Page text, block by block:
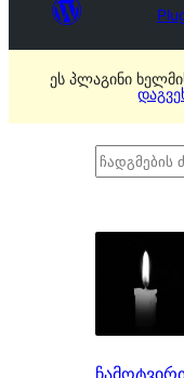
ეს პლაგინი
ჩადგმების